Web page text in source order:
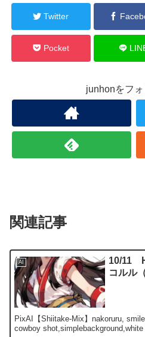
Twitter
Pocket
junhonをフ
関連記事
AI
10/11
コルル
PixAI【Shiitake-Mix】nakoruru,
cowboy shot,simplebackground,white